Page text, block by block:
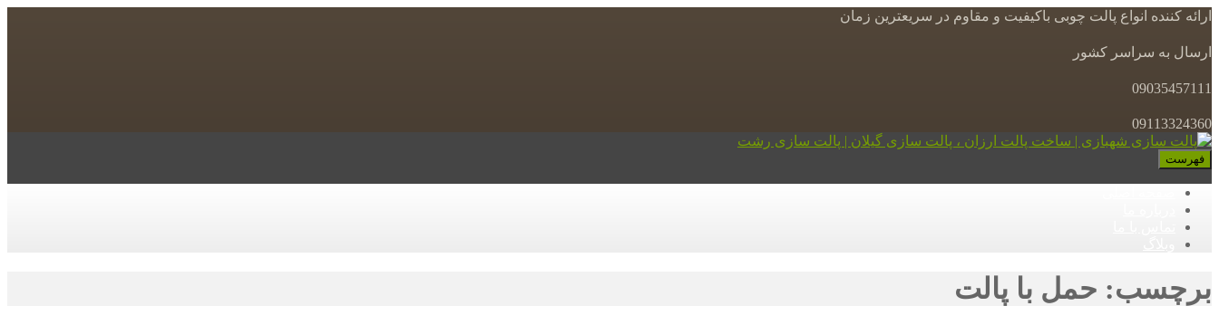
ارائه کننده انواع پالت چوبی باکیفیت و مقاوم در سریعترین زمان
ارسال به سراسر کشور
09035457111
09113324360
فهرست
برچسب: حمل با پالت